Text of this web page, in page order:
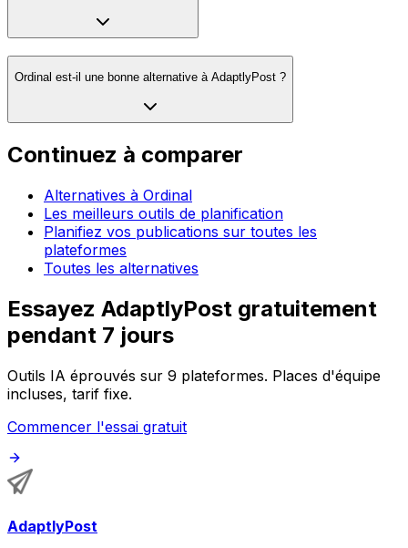
Ordinal est-il une bonne alternative à AdaptlyPost ?
Continuez à comparer
Alternatives à Ordinal
Les meilleurs outils de planification
Planifiez vos publications sur toutes les
plateformes
Toutes les alternatives
Essayez AdaptlyPost gratuitement
pendant 7 jours
Outils IA éprouvés sur 9 plateformes. Places d'équipe
incluses, tarif fixe.
Commencer l'essai gratuit
AdaptlyPost